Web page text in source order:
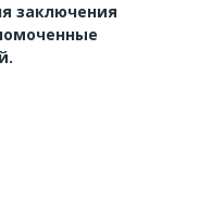
заключения